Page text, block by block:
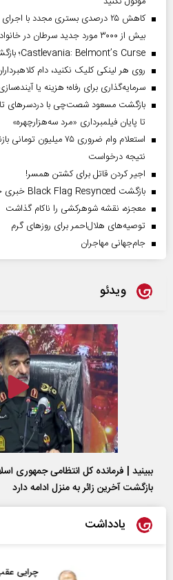
کاهش ۲۵ درصدی بستری مجدد با
بیش از ۳۰۰۰ مورد جدید سرطان در خانواده بیماران
Castlevania: Belmont’s Curse؛ بازگشت باشکوه شکارچیان خون‌آشام
روی هر لینکی کلیک نکنید، دام
سرمایه‌گذاری برای رفاه؛ هزینه یا
بازگشت مسعود شصت‌چی با دردسر‌های
تا پایان فیلمبرداری «مرد سه‌هزارچهره»
استعلام وام ضروری ۷۵
نتیجه درخواست
اجیر کردن قاتل برای کشتن همسر!
بازگشت Black Flag Resynced خبری جذاب برای دوستداران بازی
معجزه، نقشه شوهرکشی را ناکام گذاشت
توصیه‌های هلال‌احمر برای روز‌های گرم
جام‌جهانی مهاجران
ویدئو
ببینید | فرمانده کل انتظامی جمهوری
بازگشت آخرین زائر به منزل ادامه دارد
یادداشت
چرایی عقب‌نشینی ترامپ؟